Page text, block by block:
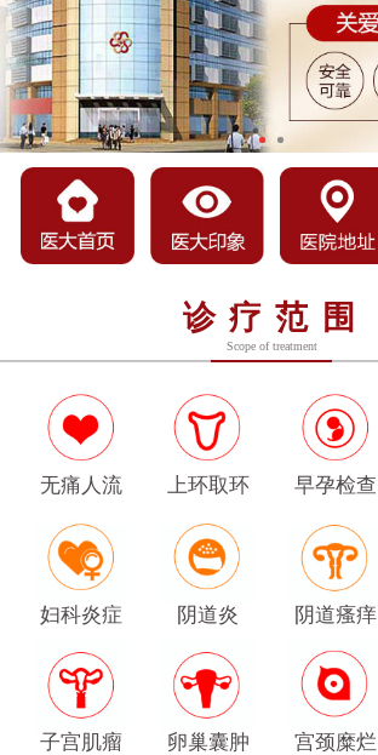
诊疗范围
Scope of treatment
无痛人流 上环取环 早孕检查
妇科炎症 阴道炎 阴道瘙痒
子宫肌瘤 卵巢囊肿 宫颈糜烂